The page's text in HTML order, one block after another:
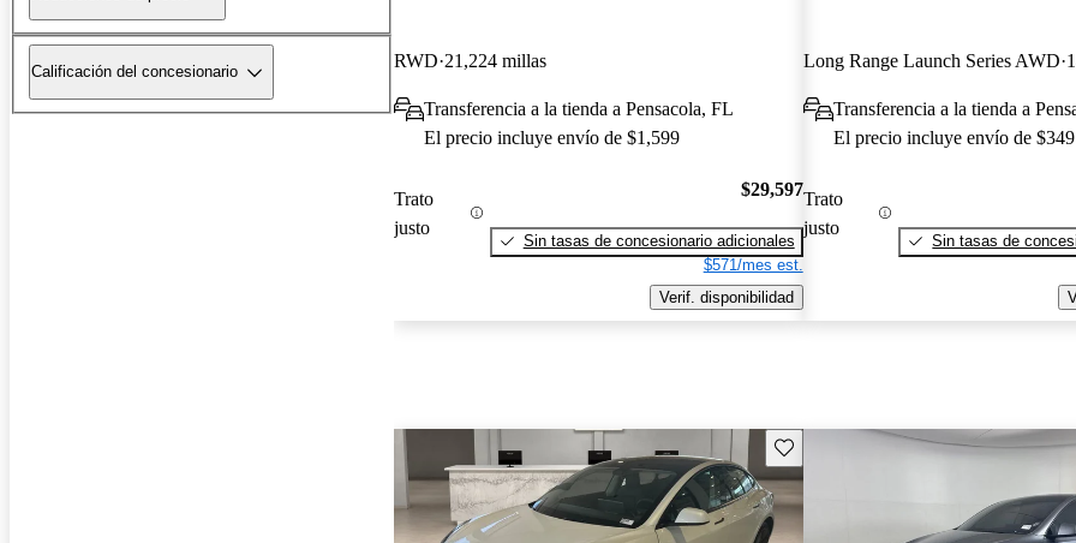
Calificación del concesionario
RWD 21,224 millas
Transferencia a la tienda a Pensacola, FL
El precio incluye envío de $1,599
Trato
justo
$29,597
Sin tasas de concesionario adicionales
$571/mes est.
Verif. disponibilidad
Long Range Launch Series AWD
Transferencia a la tienda a
El precio incluye envío de $349
Trato
justo
Sin tasas de
Guarda este Aviso